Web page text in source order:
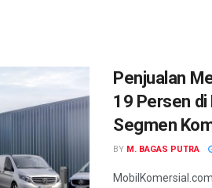
Penjualan
19 Persen di
Segmen
BY M. BAGAS PUTRA